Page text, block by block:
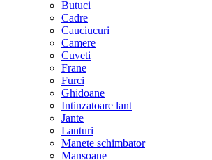
Butuci
Cadre
Cauciucuri
Camere
Cuveti
Frane
Furci
Ghidoane
Intinzatoare lant
Jante
Lanturi
Manete schimbator
Mansoane